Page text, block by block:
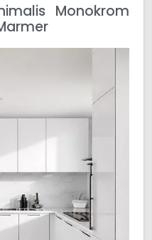
Monokrom